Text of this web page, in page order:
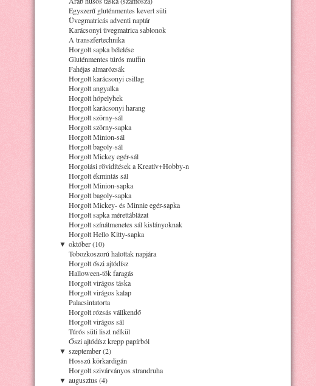
Egyszerű gluténmentes kevert süti
Üvegmatricás adventi naptár
Karácsonyi üvegmatrica sablonok
A transzfertechnika
Horgolt sapka bélelése
Gluténmentes túrós muffin
Fahéjas almarózsák
Horgolt karácsonyi csillag
Horgolt angyalka
Horgolt hópelyhek
Horgolt karácsonyi harang
Horgolt szörny-sál
Horgolt szörny-sapka
Horgolt Minion-sál
Horgolt bagoly-sál
Horgolt Mickey egér-sál
Horgolási rövidítések a Kreatív+Hobby-n
Horgolt ékmintás sál
Horgolt Minion-sapka
Horgolt bagoly-sapka
Horgolt Mickey- és Minnie egér-sapka
Horgolt sapka mérettáblázat
Horgolt színátmenetes sál kislányoknak
Horgolt Hello Kitty-sapka
▼ október (10)
Tobozkoszorú halottak napjára
Horgolt őszi ajtódísz
Halloween-tök faragás
Horgolt virágos táska
Horgolt virágos kalap
Palacsintatorta
Horgolt rózsás vállkendő
Horgolt virágos sál
Túrós süti liszt nélkül
Őszi ajtódísz krepp papírból
▼ szeptember (2)
Hosszú körkardigán
Horgolt szivárványos strandruha
▼ augusztus (4)